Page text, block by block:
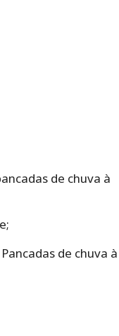
de chuva à
de chuva à